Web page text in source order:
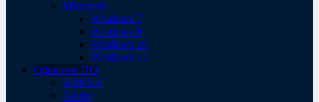
Microsoft
Windows 7
Windows 8
Windows 10
Windows 11
Офисное ПО
ABBYY
Adobe